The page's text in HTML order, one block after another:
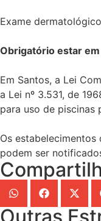
Exame
Obrigatório estar
Em Santos, a Lei
a Lei nº 3.531, de
para uso de piscinas
Os
podem ser